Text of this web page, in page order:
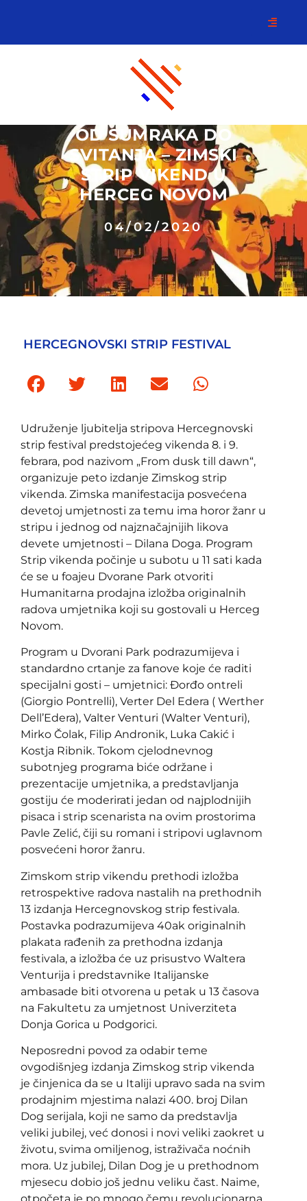
OD SUMRAKA DO
SVITANJA – ZIMSKI
STRIP VIKEND U
HERCEG NOVOM
04/02/2020
HERCEGNOVSKI STRIP FESTIVAL
Udruženje ljubitelja stripova Hercegnovski
strip festival predstojećeg vikenda 8. i 9.
febrara, pod nazivom „From dusk till dawn“,
organizuje peto izdanje Zimskog strip
vikenda. Zimska manifestacija posvećena
devetoj umjetnosti za temu ima horor žanr u
stripu i jednog od najznačajnijih likova
devete umjetnosti – Dilana Doga. Program
Strip vikenda počinje u subotu u 11 sati kada
će se u foajeu Dvorane Park otvoriti
Humanitarna prodajna izložba originalnih
radova umjetnika koji su gostovali u Herceg
Novom.
Program u Dvorani Park podrazumijeva i
standardno crtanje za fanove koje će raditi
specijalni gosti – umjetnici: Đorđo ontreli
(Giorgio Pontrelli), Verter Del Edera ( Werther
Dell’Edera), Valter Venturi (Walter Venturi),
Mirko Čolak, Filip Andronik, Luka Cakić i
Kostja Ribnik. Tokom cjelodnevnog
subotnjeg programa biće održane i
prezentacije umjetnika, a predstavljanja
gostiju će moderirati jedan od najplodnijih
pisaca i strip scenarista na ovim prostorima
Pavle Zelić, čiji su romani i stripovi uglavnom
posvećeni horor žanru.
Zimskom strip vikendu prethodi izložba
retrospektive radova nastalih na prethodnih
13 izdanja Hercegnovskog strip festivala.
Postavka podrazumijeva 40ak originalnih
plakata rađenih za prethodna izdanja
festivala, a izložba će uz prisustvo Waltera
Venturija i predstavnike Italijanske
ambasade biti otvorena u petak u 13 časova
na Fakultetu za umjetnost Univerziteta
Donja Gorica u Podgorici.
Neposredni povod za odabir teme
ovgodišnjeg izdanja Zimskog strip vikenda
je činjenica da se u Italiji upravo sada na svim
prodajnim mjestima nalazi 400. broj Dilan
Dog serijala, koji ne samo da predstavlja
veliki jubilej, već donosi i novi veliki zaokret u
životu, svima omiljenog, istraživača noćnih
mora. Uz jubilej, Dilan Dog je u prethodnom
mjesecu dobio još jednu veliku čast. Naime,